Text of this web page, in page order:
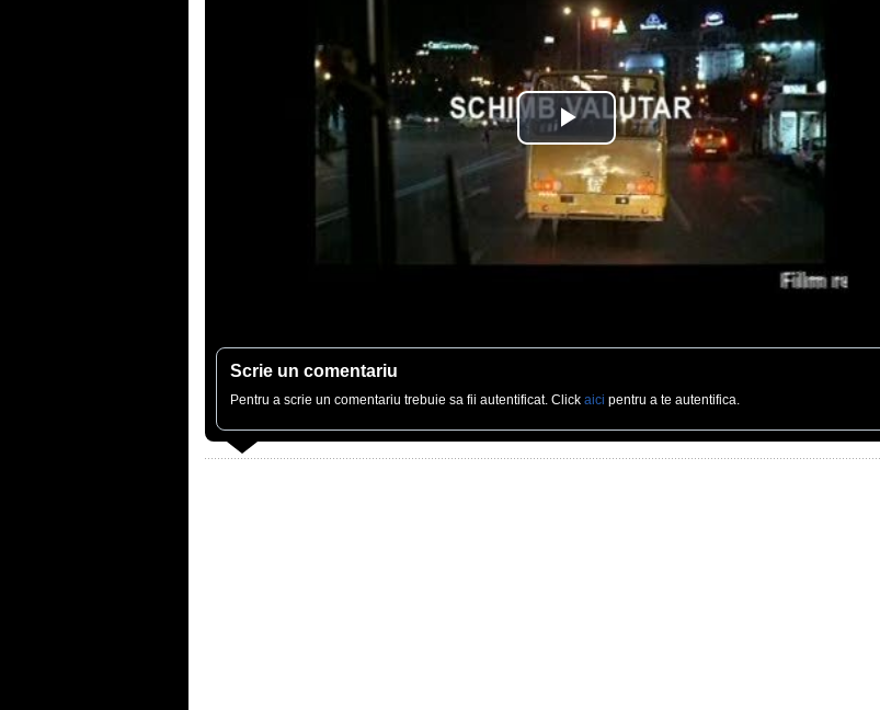
Scrie un comentariu
Pentru a scrie un comentariu trebuie sa fii autentificat. Click aici pentru a te autentifica.